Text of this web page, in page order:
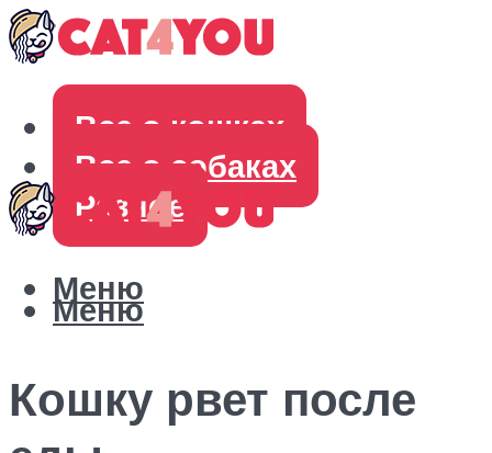
Все о кошках
Все о собаках
Разное
Меню
Меню
Кошку рвет после